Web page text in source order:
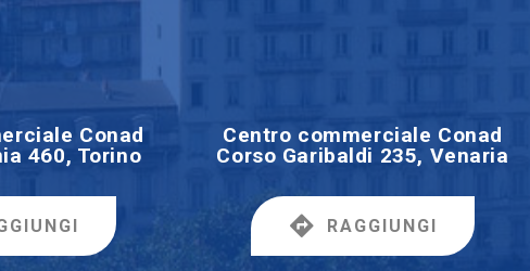
Conad
460, Torino
Centro commerciale Conad
Corso Garibaldi 235, Venaria
RAGGIUNGI